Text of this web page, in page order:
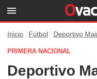
Inicio Fútbol Deportivo
PRIMERA NACIONAL
Deportivo